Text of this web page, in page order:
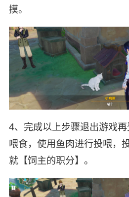
摸。
4、完成以上步骤退出游戏
喂食，使用鱼肉进行投喂，
就【饲主的职分】。